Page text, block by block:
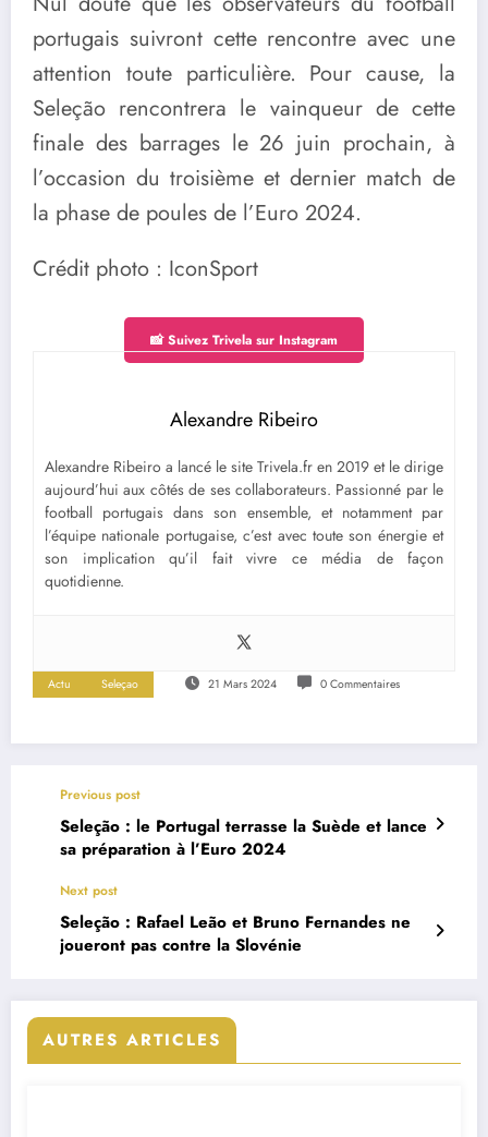
portugais suivront cette rencontre avec une
attention toute particulière. Pour cause, la
Seleção rencontrera le vainqueur de cette
finale des barrages le 26 juin prochain, à
l’occasion du troisième et dernier match de
la phase de poules de l’Euro 2024.
Crédit photo : IconSport
📸 Suivez Trivela sur Instagram
Alexandre Ribeiro
Alexandre Ribeiro a lancé le site Trivela.fr en 2019 et le dirige
aujourd’hui aux côtés de ses collaborateurs. Passionné par le
football portugais dans son ensemble, et notamment par
l’équipe nationale portugaise, c’est avec toute son énergie et
son implication qu’il fait vivre ce média de façon
quotidienne.
Actu Seleçao 21 Mars 2024 0 Commentaires
Previous post
Seleção : le Portugal terrasse la Suède et lance
sa préparation à l’Euro 2024
Next post
Seleção : Rafael Leão et Bruno Fernandes ne
joueront pas contre la Slovénie
AUTRES ARTICLES